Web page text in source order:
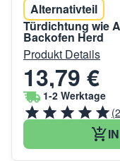
Alternativteil
Türdichtung wie
Backofen Herd
Produkt Details
13,79 €
1-2 Werktage